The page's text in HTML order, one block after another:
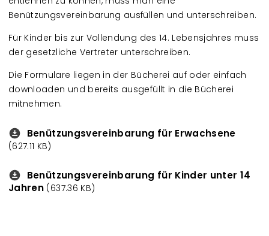
Benützungsvereinbarung ausfüllen und unterschreiben.
Für Kinder bis zur Vollendung des 14. Lebensjahres muss
der gesetzliche Vertreter unterschreiben.
Die Formulare liegen in der Bücherei auf oder einfach
downloaden und bereits ausgefüllt in die Bücherei
mitnehmen.
Downloads
Benützungsvereinbarung für Erwachsene
(627.11 KB)
Downloads
Benützungsvereinbarung für Kinder unter 14
Jahren (637.36 KB)